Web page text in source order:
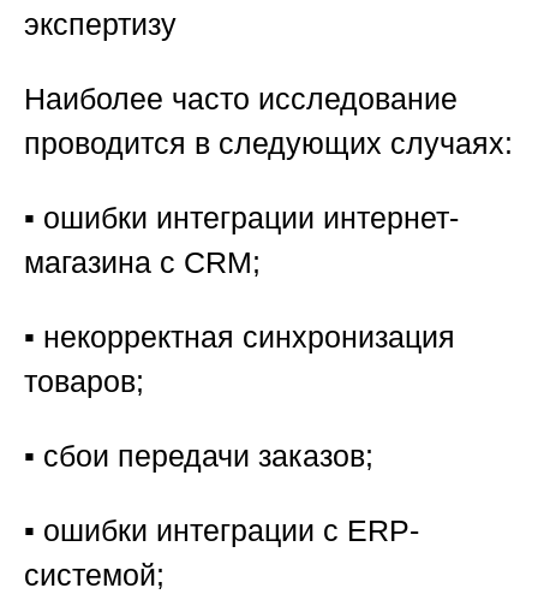
экспертизу
Наиболее часто исследование
проводится в следующих случаях:
▪️ ошибки интеграции интернет-
магазина с CRM;
▪️ некорректная синхронизация
товаров;
▪️ сбои передачи заказов;
▪️ ошибки интеграции с ERP-
системой;